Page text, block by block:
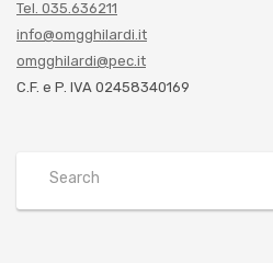
Tel. 035.636211
info@omgghilardi.it
omgghilardi@pec.it
C.F. e P. IVA 02458340169